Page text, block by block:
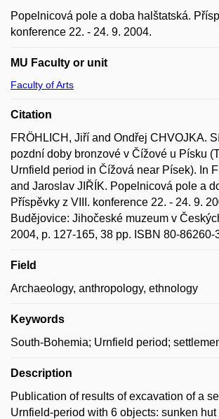
Popelnicová pole a doba halštatská.
konference 22. - 24. 9. 2004.
MU Faculty or unit
Faculty of Arts
Citation
FRÖHLICH, Jiří and Ondřej CHVOJKA.
pozdní doby bronzové v Čížové u Písku
Urnfield period in Čížová near Písek). In
and Jaroslav JIŘÍK. Popelnicová pole a
Příspěvky z VIII. konference 22. - 24. 9.
Budějovice: Jihočeské muzeum v
2004, p. 127-165, 38 pp. ISBN 80-86260-
Field
Archaeology, anthropology, ethnology
Keywords
South-Bohemia; Urnfield period;
Description
Publication of results of excavation of a
Urnfield-period with 6 objects: sunken hut